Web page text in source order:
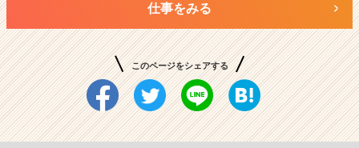
仕事をみる
このページをシェアする